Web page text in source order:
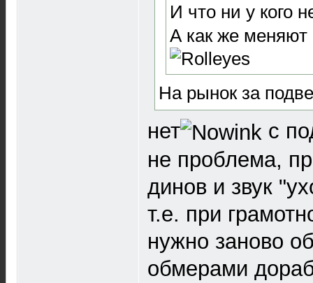
И что ни у кого
А как же меняют
На рынок за
нет
с
не проблема,
динов и звук
т.е. при
нужно заново
обмерами